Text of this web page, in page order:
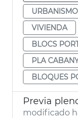
URBANISMO
VIVIENDA
BLOCS
PLA
BLOQUES
modificado